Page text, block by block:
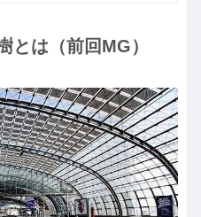
とは（前回MG）